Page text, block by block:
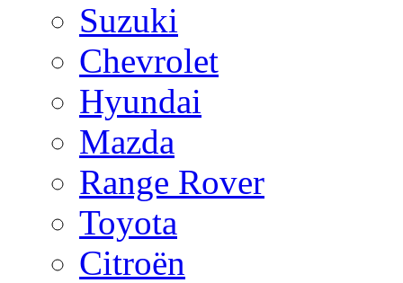
Suzuki
Chevrolet
Hyundai
Mazda
Range Rover
Toyota
Citroën